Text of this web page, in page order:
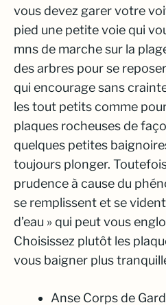
vous devez garer votre
pied une petite voie qui
mns de marche sur la
des arbres pour se
qui encourage sans
les tout petits comme
plaques rocheuses de
quelques petites
toujours plonger.
prudence à cause du
se remplissent et se
d’eau » qui peut vous
Choisissez plutôt les
vous baigner plus
Anse Corps de